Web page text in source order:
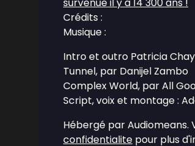
Crédits :
Musique :
Intro et outro Patricia
Tunnel, par Danijel Zambo
Complex World, par All
Script, voix et montage :
Hébergé par Audiomeans.
confidentialite pour plus